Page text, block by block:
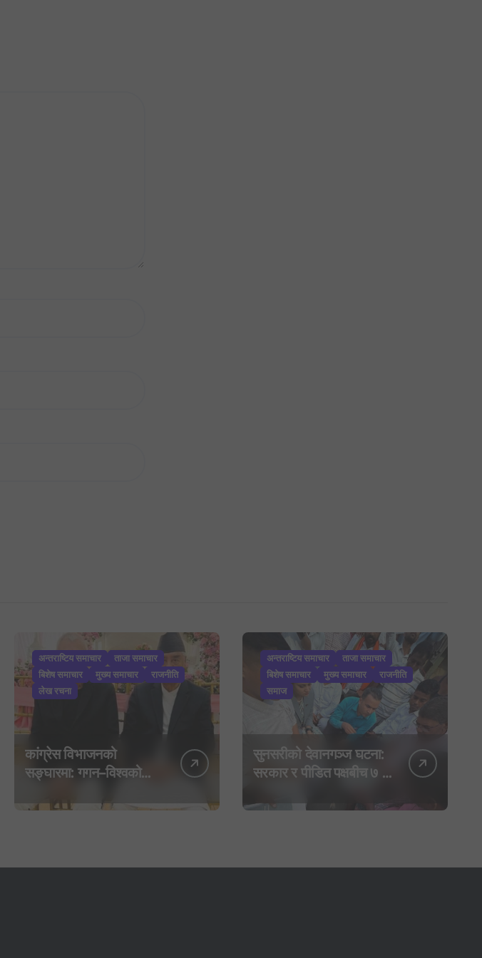
अन्तराष्टिय समाचार
ताजा समाचार
बिशेष समाचार
मुख्य समाचार
राजनीति
लेख रचना
कांग्रेस विभाजनको
सङ्घारमा: गगन–विश्वको
‘शशांक कार्ड’, साउन २९ मा
अन्तराष्टिय समाचार
ताजा समाचार
बिशेष समाचार
मुख्य समाचार
राजनीति
समाज
सुनसरीको देवानगञ्ज घटना:
सरकार र पीडित पक्षबीच ७ बुँदे
घोषणा र परिवारलाई राहत